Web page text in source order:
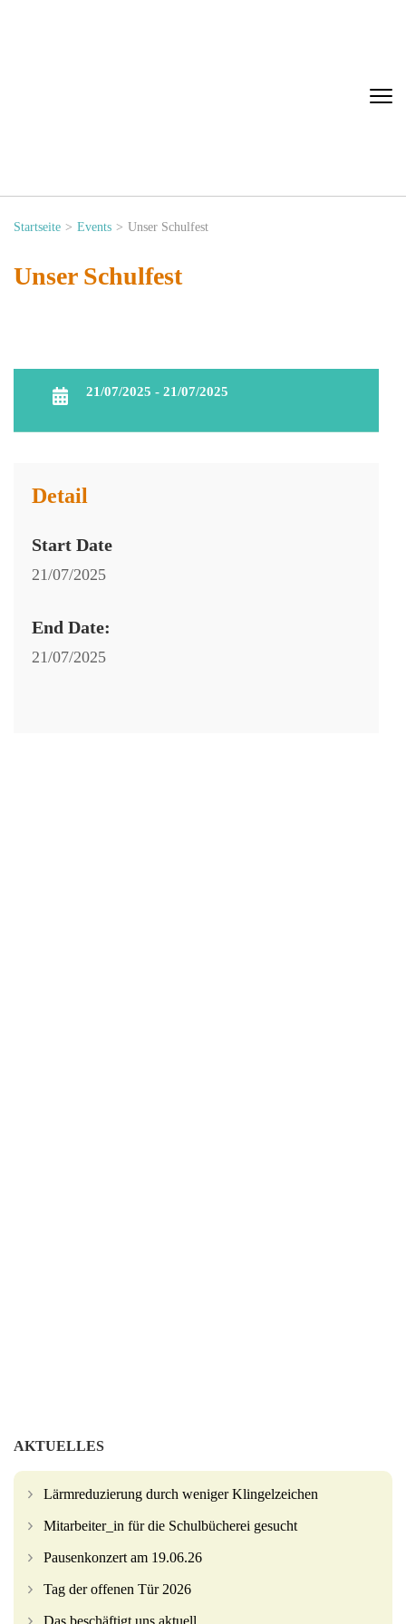
Startseite > Events > Unser Schulfest
Unser Schulfest
21/07/2025 - 21/07/2025
Detail
Start Date
21/07/2025
End Date:
21/07/2025
AKTUELLES
Lärmreduzierung durch weniger Klingelzeichen
Mitarbeiter_in für die Schulbücherei gesucht
Pausenkonzert am 19.06.26
Tag der offenen Tür 2026